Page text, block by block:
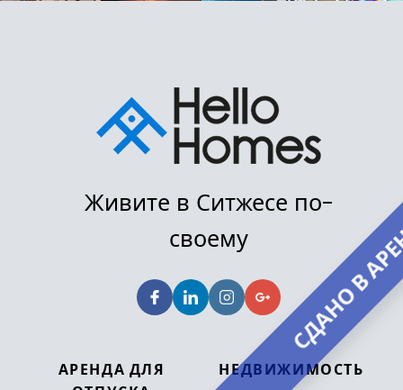
СДАНО В
Живите в Ситжесе по-
своему
АРЕНДА ДЛЯ
НЕДВИЖИМОСТЬ